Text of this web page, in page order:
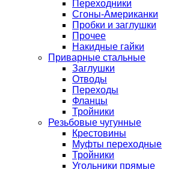
Переходники
Сгоны-Американки
Пробки и заглушки
Прочее
Накидные гайки
Приварные стальные
Заглушки
Отводы
Переходы
Фланцы
Тройники
Резьбовые чугунные
Крестовины
Муфты переходные
Тройники
Угольники прямые